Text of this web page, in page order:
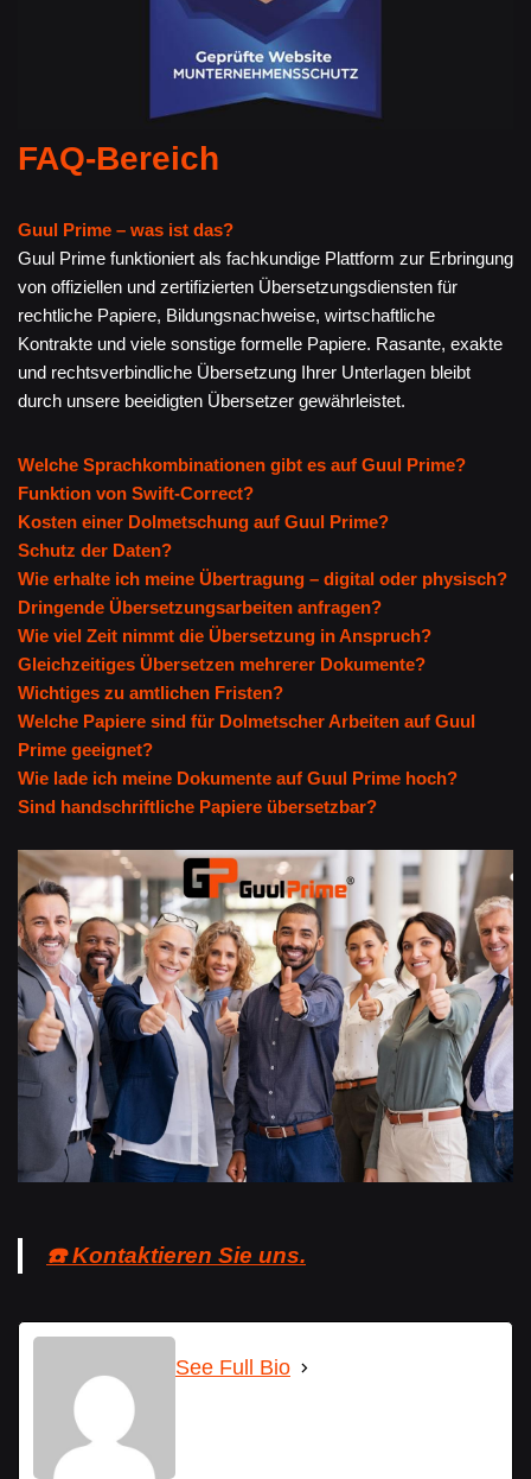
FAQ-Bereich
Guul Prime – was ist das?
Guul Prime funktioniert als fachkundige Plattform zur Erbringung
von offiziellen und zertifizierten Übersetzungsdiensten für
rechtliche Papiere, Bildungsnachweise, wirtschaftliche
Kontrakte und viele sonstige formelle Papiere. Rasante, exakte
und rechtsverbindliche Übersetzung Ihrer Unterlagen bleibt
durch unsere beeidigten Übersetzer gewährleistet.
Welche Sprachkombinationen gibt es auf Guul Prime?
Funktion von Swift-Correct?
Kosten einer Dolmetschung auf Guul Prime?
Schutz der Daten?
Wie erhalte ich meine Übertragung – digital oder physisch?
Dringende Übersetzungsarbeiten anfragen?
Wie viel Zeit nimmt die Übersetzung in Anspruch?
Gleichzeitiges Übersetzen mehrerer Dokumente?
Wichtiges zu amtlichen Fristen?
Welche Papiere sind für Dolmetscher Arbeiten auf Guul
Prime geeignet?
Wie lade ich meine Dokumente auf Guul Prime hoch?
Sind handschriftliche Papiere übersetzbar?
☎️ Kontaktieren Sie uns.
See Full Bio